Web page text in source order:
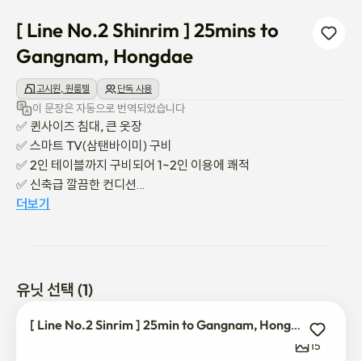
[ Line No.2 Shinrim ] 25mins to
Gangnam, Hongdae
고시원, 원룸텔 단독 사용
이 문장은 자동으로 번역되었습니다
✅️ 퀸사이즈 침대, 큰 옷장
✅️ 스마트 TV(삼탠바이미) 구비
✅️ 2인 테이블까지 구비되어 1~2인 이용에 쾌적
✅️ 신축급 깔끔한 컨디션
더보기
유닛 선택 (1)
[ Line No.2 Sinrim ] 25min to Gangnam, Hongdae
15